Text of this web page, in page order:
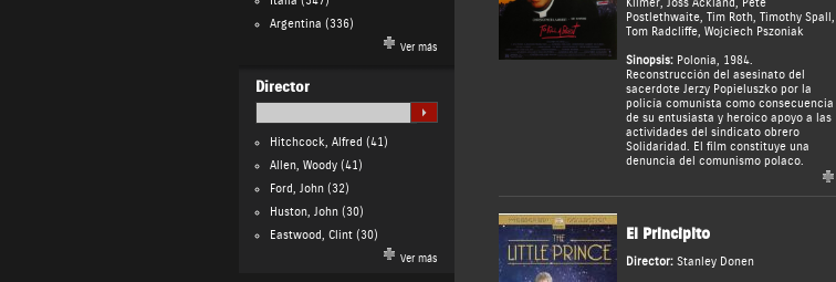
Argentina (336)
Ver más
Director
Hitchcock, Alfred (41)
Allen, Woody(41)
Ford, John(32)
Huston, John(30)
Eastwood, Clint(30)
Ver más
Kilmer, Joss Ackland, Pete
Postlethwaite, Tim Roth, Timothy Spall ,
Tom Radcliffe, Wojciech Pszoniak
Sinopsis:Polonia, 1984.
Reconstrucción del asesinato del
sacerdote Jerzy Popieluszko por la
policía comunista como consecuencia
de su entusiasta y heroico apoyo a las
actividades del sindicato obrero
Solidaridad. El film constituye una
denuncia del comunismo polaco.
El Principito
Director: Stanley Donen